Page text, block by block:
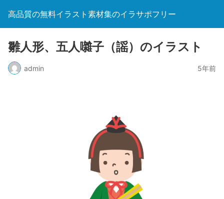
高品質の無料イラスト素材集のイラサポフリー
雛人形、五人囃子（謡）のイラスト
admin 5年前